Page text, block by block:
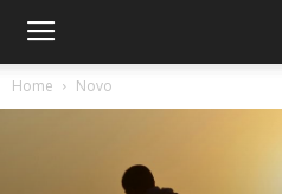
Home Novo